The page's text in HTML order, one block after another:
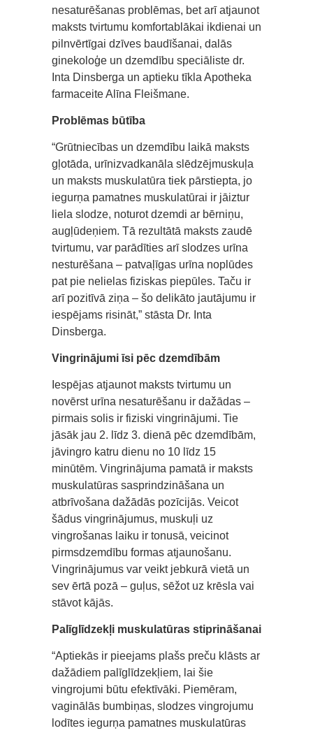
nesaturēšanas problēmas, bet arī atjaunot
maksts tvirtumu komfortablākai ikdienai un
pilnvērtīgai dzīves baudīšanai, dalās
ginekoloģe un dzemdību speciāliste dr.
Inta Dinsberga un aptieku tīkla Apotheka
farmaceite Alīna Fleišmane.
Problēmas būtība
“Grūtniecības un dzemdību laikā maksts
gļotāda, urīnizvadkanāla slēdzējmuskuļa
un maksts muskulatūra tiek pārstiepta, jo
iegurņa pamatnes muskulatūrai ir jāiztur
liela slodze, noturot dzemdi ar bērniņu,
augļūdeņiem. Tā rezultātā maksts zaudē
tvirtumu, var parādīties arī slodzes urīna
nesturēšana – patvaļīgas urīna noplūdes
pat pie nelielas fiziskas piepūles. Taču ir
arī pozitīvā ziņa – šo delikāto jautājumu ir
iespējams risināt,” stāsta Dr. Inta
Dinsberga.
Vingrinājumi īsi pēc dzemdībām
Iespējas atjaunot maksts tvirtumu un
novērst urīna nesaturēšanu ir dažādas –
pirmais solis ir fiziski vingrinājumi. Tie
jāsāk jau 2. līdz 3. dienā pēc dzemdībām,
jāvingro katru dienu no 10 līdz 15
minūtēm. Vingrinājuma pamatā ir maksts
muskulatūras sasprindzināšana un
atbrīvošana dažādās pozīcijās. Veicot
šādus vingrinājumus, muskuļi uz
vingrošanas laiku ir tonusā, veicinot
pirmsdzemdību formas atjaunošanu.
Vingrinājumus var veikt jebkurā vietā un
sev ērtā pozā – guļus, sēžot uz krēsla vai
stāvot kājās.
Palīglīdzekļi muskulatūras stiprināšanai
“Aptiekās ir pieejams plašs preču klāsts ar
dažādiem palīglīdzekļiem, lai šie
vingrojumi būtu efektīvāki. Piemēram,
vaginālās bumbiņas, slodzes vingrojumu
lodītes iegurņa pamatnes muskulatūras